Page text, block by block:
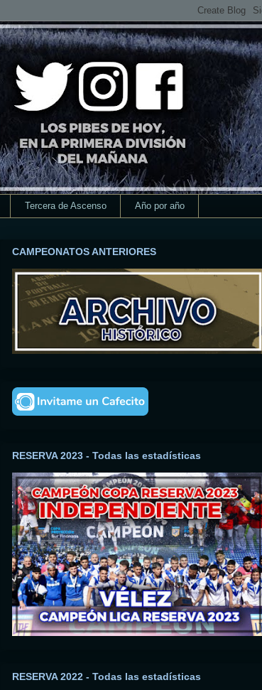
Tercera de Ascenso Año por año
CAMPEONATOS ANTERIORES
RESERVA 2023 - Todas las estadísticas
RESERVA 2022 - Todas las estadísticas